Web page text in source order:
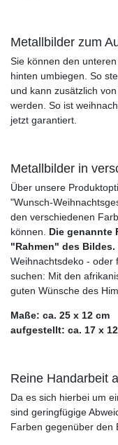
Metallbilder zum
Sie können den
hinten umbiegen. So
und kann zusätzlich
werden. So ist
jetzt garantiert.
Metallbilder in
Über unsere
"Wunsch-
den verschiedenen
können. Die genannte
"Rahmen" des Bildes.
Weihnachtsdeko - oder
suchen: Mit den
guten Wünsche des
Maße: ca. 25 x 12 cm
aufgestellt: ca. 17 x
Reine Handarbeit
Da es sich hierbei um
sind geringfügige
Farben gegenüber den